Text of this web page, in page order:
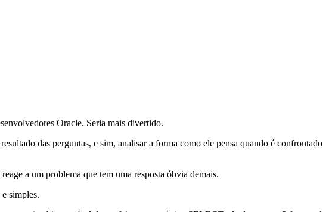
Oracle. Seria mais divertido.
das perguntas, e sim, analisar a forma como ele pensa quando é confrontado
a um problema que tem uma resposta óbvia demais.
simples.